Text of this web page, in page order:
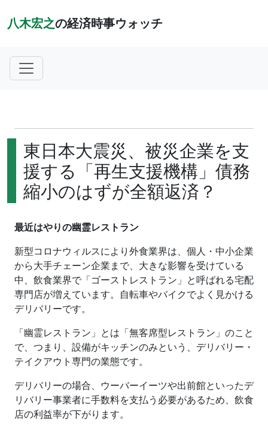
八木宏之の経済時事ウォッチ
東日本大震災、被災企業を支
援する「再生支援機構」債務
縮小のはずが全額返済？
最近はやりの幽霊レストラン
新型コロナウィルスにより外食業界は、個人・中小企業
から大手チェーン企業まで、大きな影響を受けている
中、飲食業界で「ゴーストレストラン」と呼ばれる宅配
専門店が増えています。自転車やバイクでよく見かける
デリバリーです。
「幽霊レストラン」とは「無客席型レストラン」のこと
で、つまり、設備がキッチンのみという、デリバリー・
テイクアウト専門の業態です。
デリバリーの場合、ウーバーイーツや出前館といったデ
リバリー事業者に手数料を支払う必要があるため、飲食
店の利益率が下がります。